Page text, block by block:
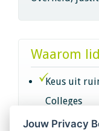
Waarom
Keus uit
Colleges
Jouw Privacy